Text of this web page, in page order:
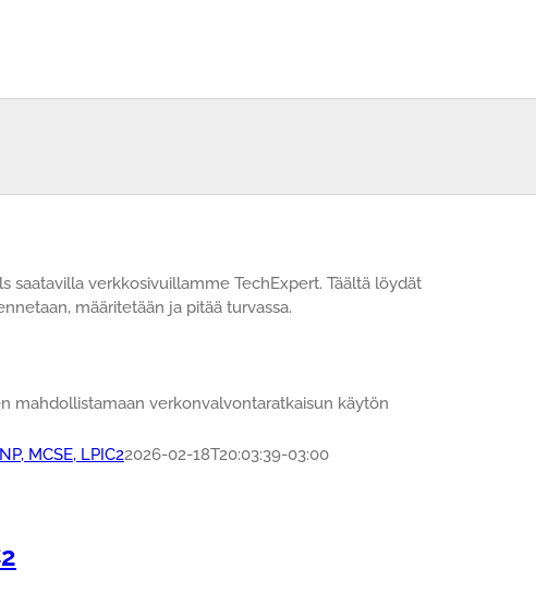
saatavilla verkkosivuillamme TechExpert. Täältä löydät
määritetään ja pitää turvassa.
mahdollistamaan verkonvalvontaratkaisun käytön
MCSE, LPIC22026-02-18T20:03:39-03:00